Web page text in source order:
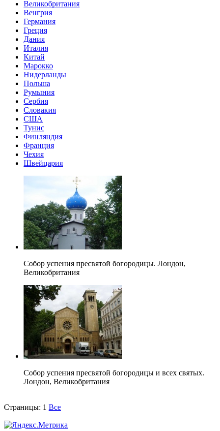
Великобритания
Венгрия
Германия
Греция
Дания
Италия
Китай
Марокко
Нидерланды
Польша
Румыния
Сербия
Словакия
США
Тунис
Финляндия
Франция
Чехия
Швейцария
Собор успения пресвятой богородицы. Лондон,
Великобритания
Собор успения пресвятой богородицы и всех святых.
Лондон, Великобритания
Страницы: 1 Все